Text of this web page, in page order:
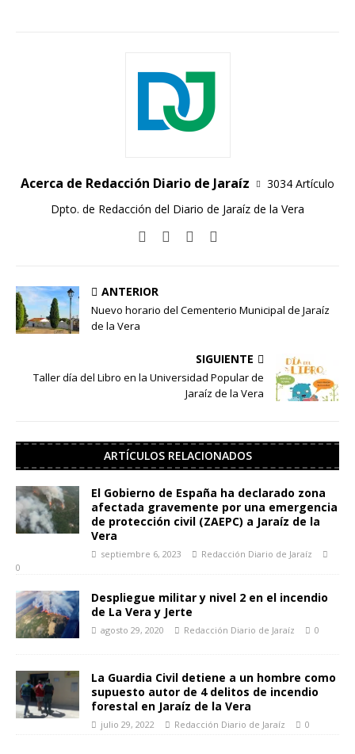
Acerca de Redacción Diario de Jaraíz
3034 Artículo
Dpto. de Redacción del Diario de Jaraíz de la Vera
ANTERIOR
Nuevo horario del Cementerio Municipal de Jaraíz
de la Vera
SIGUIENTE
Taller día del Libro en la Universidad Popular de
Jaraíz de la Vera
ARTÍCULOS RELACIONADOS
El Gobierno de España ha declarado zona
afectada gravemente por una emergencia
de protección civil (ZAEPC) a Jaraíz de la
Vera
septiembre 6, 2023
Redacción Diario de Jaraíz
0
Despliegue militar y nivel 2 en el incendio
de La Vera y Jerte
agosto 29, 2020 Redacción Diario de Jaraíz 0
La Guardia Civil detiene a un hombre como
supuesto autor de 4 delitos de incendio
forestal en Jaraíz de la Vera
julio 29, 2022 Redacción Diario de Jaraíz 0